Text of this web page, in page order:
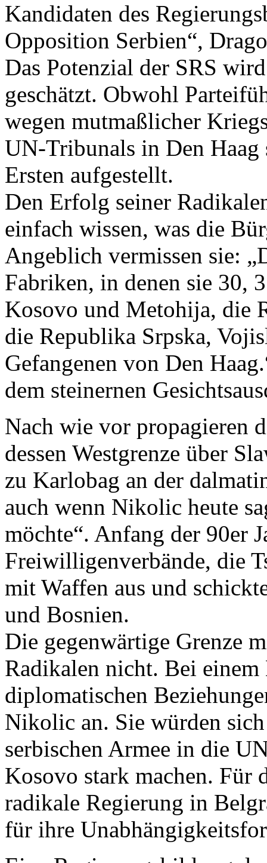
Kandidaten des
Opposition Serbien“,
Das Potenzial der SRS
geschätzt. Obwohl
wegen mutmaßlicher
UN-Tribunals in Den
Ersten aufgestellt.
Den Erfolg seiner
einfach wissen, was die
Angeblich vermissen sie:
Fabriken, in denen sie 30,
Kosovo und Metohija, die
die Republika Srpska,
Gefangenen von Den
dem steinernen
Nach wie vor propagieren
dessen Westgrenze über
zu Karlobag an der
auch wenn Nikolic heute
möchte“. Anfang der 90er
Freiwilligenverbände, die
mit Waffen aus und
und Bosnien.
Die gegenwärtige Grenze
Radikalen nicht. Bei
diplomatischen
Nikolic an. Sie würden
serbischen Armee in die
Kosovo stark machen. Für
radikale Regierung in
für ihre